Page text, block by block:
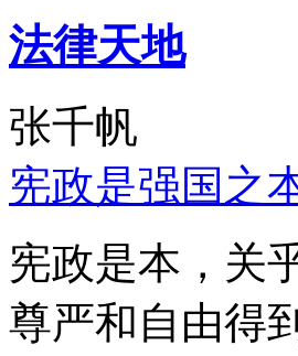
法律天地
张千帆
宪政是强国之
宪政是本，关
尊严和自由得